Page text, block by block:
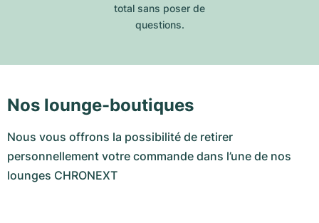
total sans poser de
questions.
Nos lounge-boutiques
Nous vous offrons la possibilité de retirer
personnellement votre commande dans l’une de nos
lounges CHRONEXT